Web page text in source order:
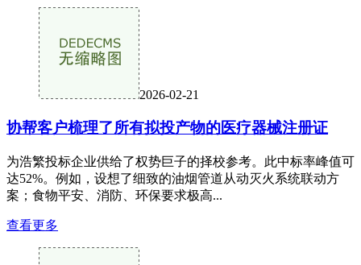
2026-02-21
协帮客户梳理了所有拟投产物的医疗器械注册证
为浩繁投标企业供给了权势巨子的择校参考。此中标率峰值可
达52%。例如，设想了细致的油烟管道从动灭火系统联动方
案；食物平安、消防、环保要求极高...
查看更多